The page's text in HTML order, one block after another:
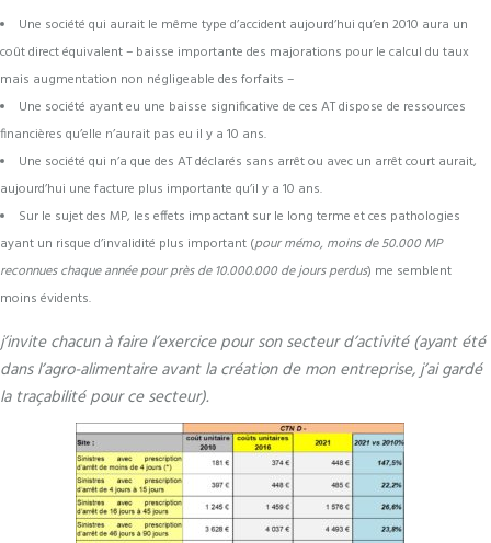
Une société qui aurait le même type d’accident aujourd’hui qu’en 2010 aura un
coût direct équivalent – baisse importante des majorations pour le calcul du taux
mais augmentation non négligeable des forfaits –
Une société ayant eu une baisse significative de ces AT dispose de ressources
financières qu’elle n’aurait pas eu il y a 10 ans.
Une société qui n’a que des AT déclarés sans arrêt ou avec un arrêt court aurait,
aujourd’hui une facture plus importante qu’il y a 10 ans.
Sur le sujet des MP, les effets impactant sur le long terme et ces pathologies
ayant un risque d’invalidité plus important (pour mémo, moins de 50.000 MP
reconnues chaque année pour près de 10.000.000 de jours perdus) me semblent
moins évidents.
j’invite chacun à faire l’exercice pour son secteur d’activité (ayant été
dans l’agro-alimentaire avant la création de mon entreprise, j’ai gardé
la traçabilité pour ce secteur).